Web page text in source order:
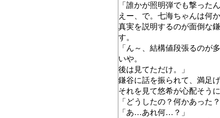
「誰かが照明弾でも撃った
えー、で。七海ちゃんは何
真実を説明するのが面倒な
す。
「ん～、結構値段張るのが
いや。
後は見てただけ。」
鎌谷に話を振られて、満足
それを見て悠希が心配そう
「どうしたの？何かあった
「あ…あれ何…？」